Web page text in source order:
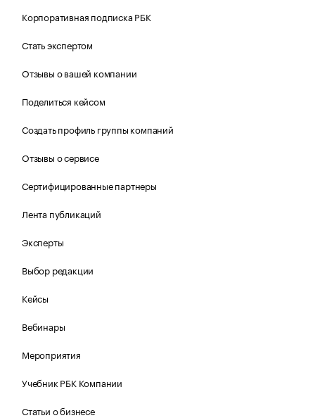
Корпоративная подписка РБК
Стать экспертом
Отзывы о вашей компании
Поделиться кейсом
Создать профиль группы компаний
Отзывы о сервисе
Сертифицированные партнеры
Лента публикаций
Эксперты
Выбор редакции
Кейсы
Вебинары
Мероприятия
Учебник РБК Компании
Статьи о бизнесе